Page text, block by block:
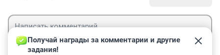
Получай награды за комментарии и другие
задания!